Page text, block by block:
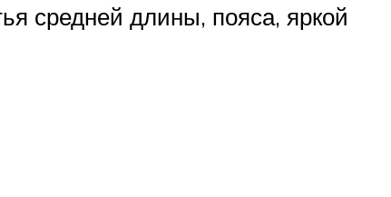
средней длины, пояса, яркой